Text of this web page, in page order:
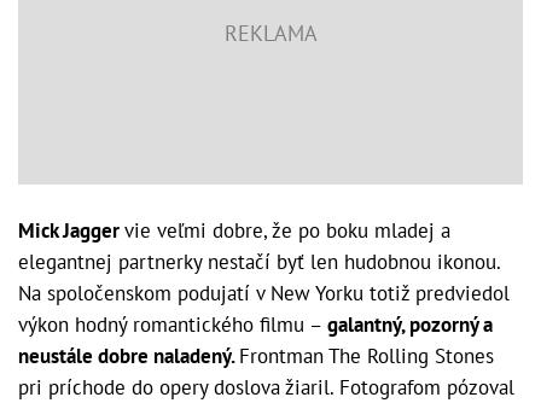
Mick Jaggervie veľmi dobre, že po boku mladej a
elegantnej partnerky nestačí byť len hudobnou ikonou.
Na spoločenskom podujatí v New Yorku totiž predviedol
výkon hodný romantického filmu – galantný, pozorný a
neustále dobre naladený.Frontman The Rolling Stones
pri príchode do opery doslova žiaril. Fotografom pózoval